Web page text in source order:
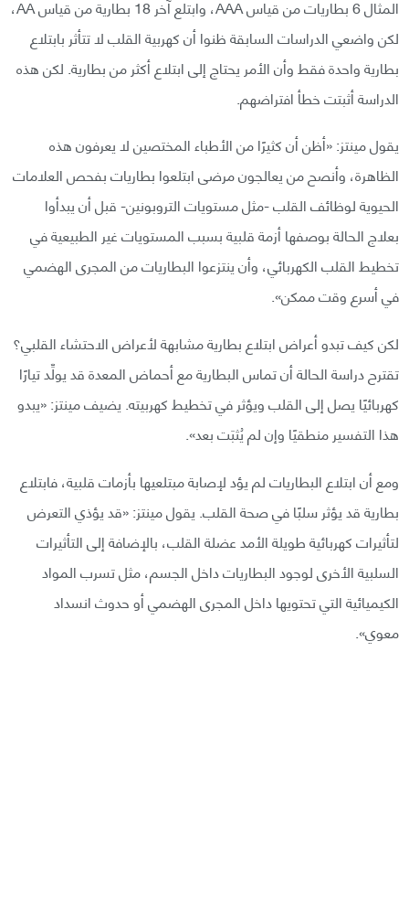
المثال 6 بطاريات من قياس AAA، وابتلع آخر 18 بطارية من قياس AA،
لكن واضعي الدراسات السابقة ظنوا أن كهربية القلب لا تتأثر بابتلاع
بطارية واحدة فقط وأن الأمر يحتاج إلى ابتلاع أكثر من بطارية. لكن هذه
الدراسة أثبتت خطأ افتراضهم.
يقول مينتز: «أظن أن كثيرًا من الأطباء المختصين لا يعرفون هذه
الظاهرة، وأنصح من يعالجون مرضى ابتلعوا بطاريات بفحص العلامات
الحيوية لوظائف القلب -مثل مستويات التروبونين- قبل أن يبدأوا
بعلاج الحالة بوصفها أزمة قلبية بسبب المستويات غير الطبيعية في
تخطيط القلب الكهربائي، وأن ينتزعوا البطاريات من المجرى الهضمي
في أسرع وقت ممكن».
لكن كيف تبدو أعراض ابتلاع بطارية مشابهة لأعراض الاحتشاء القلبي؟
تقترح دراسة الحالة أن تماس البطارية مع أحماض المعدة قد يولِّد تيارًا
كهربائيًا يصل إلى القلب ويؤثر في تخطيط كهربيته. يضيف مينتز: «يبدو
هذا التفسير منطقيًا وإن لم يُثبَت بعد».
ومع أن ابتلاع البطاريات لم يؤد لإصابة مبتلعيها بأزمات قلبية، فابتلاع
بطارية قد يؤثر سلبًا في صحة القلب. يقول مينتز: «قد يؤذي التعرض
لتأثيرات كهربائية طويلة الأمد عضلة القلب، بالإضافة إلى التأثيرات
السلبية الأخرى لوجود البطاريات داخل الجسم، مثل تسرب المواد
الكيميائية التي تحتويها داخل المجرى الهضمي أو حدوث انسداد
معوي».